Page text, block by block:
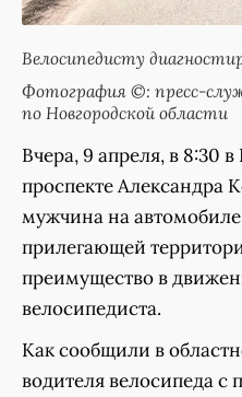
Велосипедисту
Фотография ©: пресс-
по Новгородской области
Вчера, 9 апреля, в 8:30
проспекте Александра
мужчина на
прилегающей
преимущество в
велосипедиста.
Как сообщили в
водителя велосипеда с